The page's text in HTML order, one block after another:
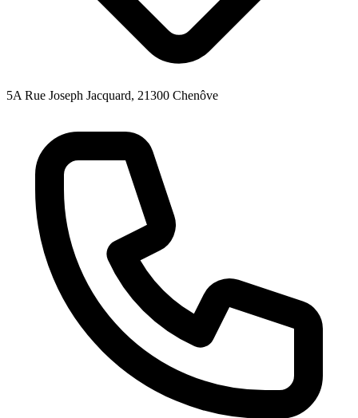
5A Rue Joseph Jacquard, 21300 Chenôve